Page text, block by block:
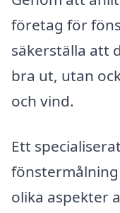
företag för
säkerställa att
bra ut, utan
och vind.
Ett
olika aspekter